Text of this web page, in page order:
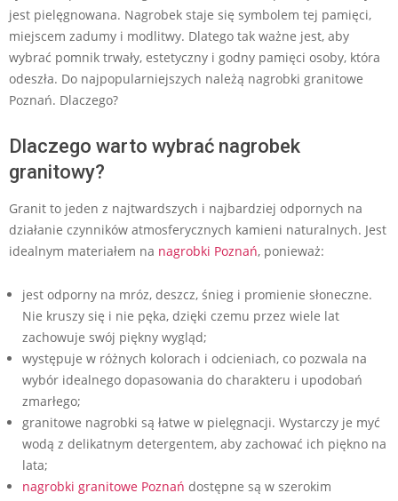
jest pielęgnowana. Nagrobek staje się symbolem tej pamięci,
miejscem zadumy i modlitwy. Dlatego tak ważne jest, aby
wybrać pomnik trwały, estetyczny i godny pamięci osoby, która
odeszła. Do najpopularniejszych należą nagrobki granitowe
Poznań. Dlaczego?
Dlaczego warto wybrać nagrobek
granitowy?
Granit to jeden z najtwardszych i najbardziej odpornych na
działanie czynników atmosferycznych kamieni naturalnych. Jest
idealnym materiałem na nagrobki Poznań, ponieważ:
jest odporny na mróz, deszcz, śnieg i promienie słoneczne.
Nie kruszy się i nie pęka, dzięki czemu przez wiele lat
zachowuje swój piękny wygląd;
występuje w różnych kolorach i odcieniach, co pozwala na
wybór idealnego dopasowania do charakteru i upodobań
zmarłego;
granitowe nagrobki są łatwe w pielęgnacji. Wystarczy je myć
wodą z delikatnym detergentem, aby zachować ich piękno na
lata;
nagrobki granitowe Poznań dostępne są w szerokim